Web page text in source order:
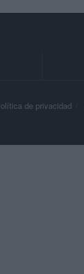
de privacidad